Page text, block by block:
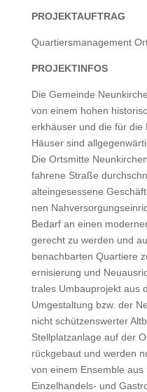
PROJEKTAUFTRAG
Quartiers­man­age­ment
PROJEKTINFOS
Die Gemeinde
von einem hohen
erkhäuser und die für die
Häuser sind
Die Ortsmitte
fahrene Straße
alteinge­sessene
nen
Bedarf an einen
gerecht zu wer­den und
benach­barten Quartiere
ernisierung und
trales Umbaupro­jekt aus
Umgestal­tung bzw. der
nicht schützenswert­er
Stellplatzan­lage auf der
rück­ge­baut und wer­den
von einem Ensem­ble
Einzel­han­dels- und